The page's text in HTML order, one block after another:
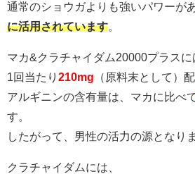
通常のショウガよりも強いパワーがあ
に活用されています。
マカ&クラチャイダム20000プラス
1回当たり 210mg （原料末として）
アルギニンの含有量は、マカに比べ
す。
したがって、男性の活力の源となり
クラチャイダムには、